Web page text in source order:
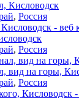
Кисловодск
, Россия
, Россия
вид на горы,
, Россия